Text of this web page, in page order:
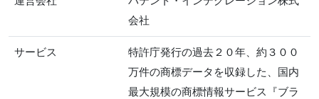
会社
サービス
特許庁発行の過去２０年、約３００
万件の商標データを収録した、国内
最大規模の商標情報サービス『ブラ